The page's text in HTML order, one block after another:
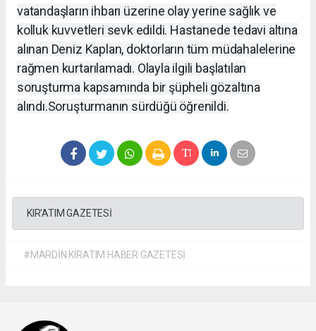
vatandaşların ihbarı üzerine olay yerine sağlık ve
kolluk kuvvetleri sevk edildi. Hastanede tedavi altına
alınan Deniz Kaplan, doktorların tüm müdahalelerine
rağmen kurtarılamadı. Olayla ilgili başlatılan
soruşturma kapsamında bir şüpheli gözaltına
alındı.Soruşturmanın sürdüğü öğrenildi.
KIR'ATIM GAZETESİ
#MARDİN KIRATIM HABER GAZETESİ